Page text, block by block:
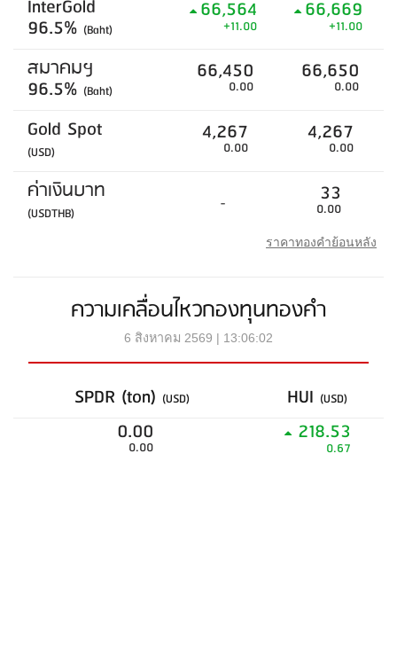
InterGold
96.5% (Baht)
66,564
+11.00
66,669
+11.00
สมาคมฯ
96.5% (Baht)
66,450
0.00
66,650
0.00
Gold Spot
(USD)
4,267
0.00
4,267
0.00
ค่าเงินบาท
(USDTHB) - 33
0.00
ราคาทองคำย้อนหลัง
ความเคลื่อนไหวกองทุนทองคำ
6 สิงหาคม 2569 | 13:06:02
SPDR (ton) (USD) HUI (USD)
0.00
0.00
218.53
0.67